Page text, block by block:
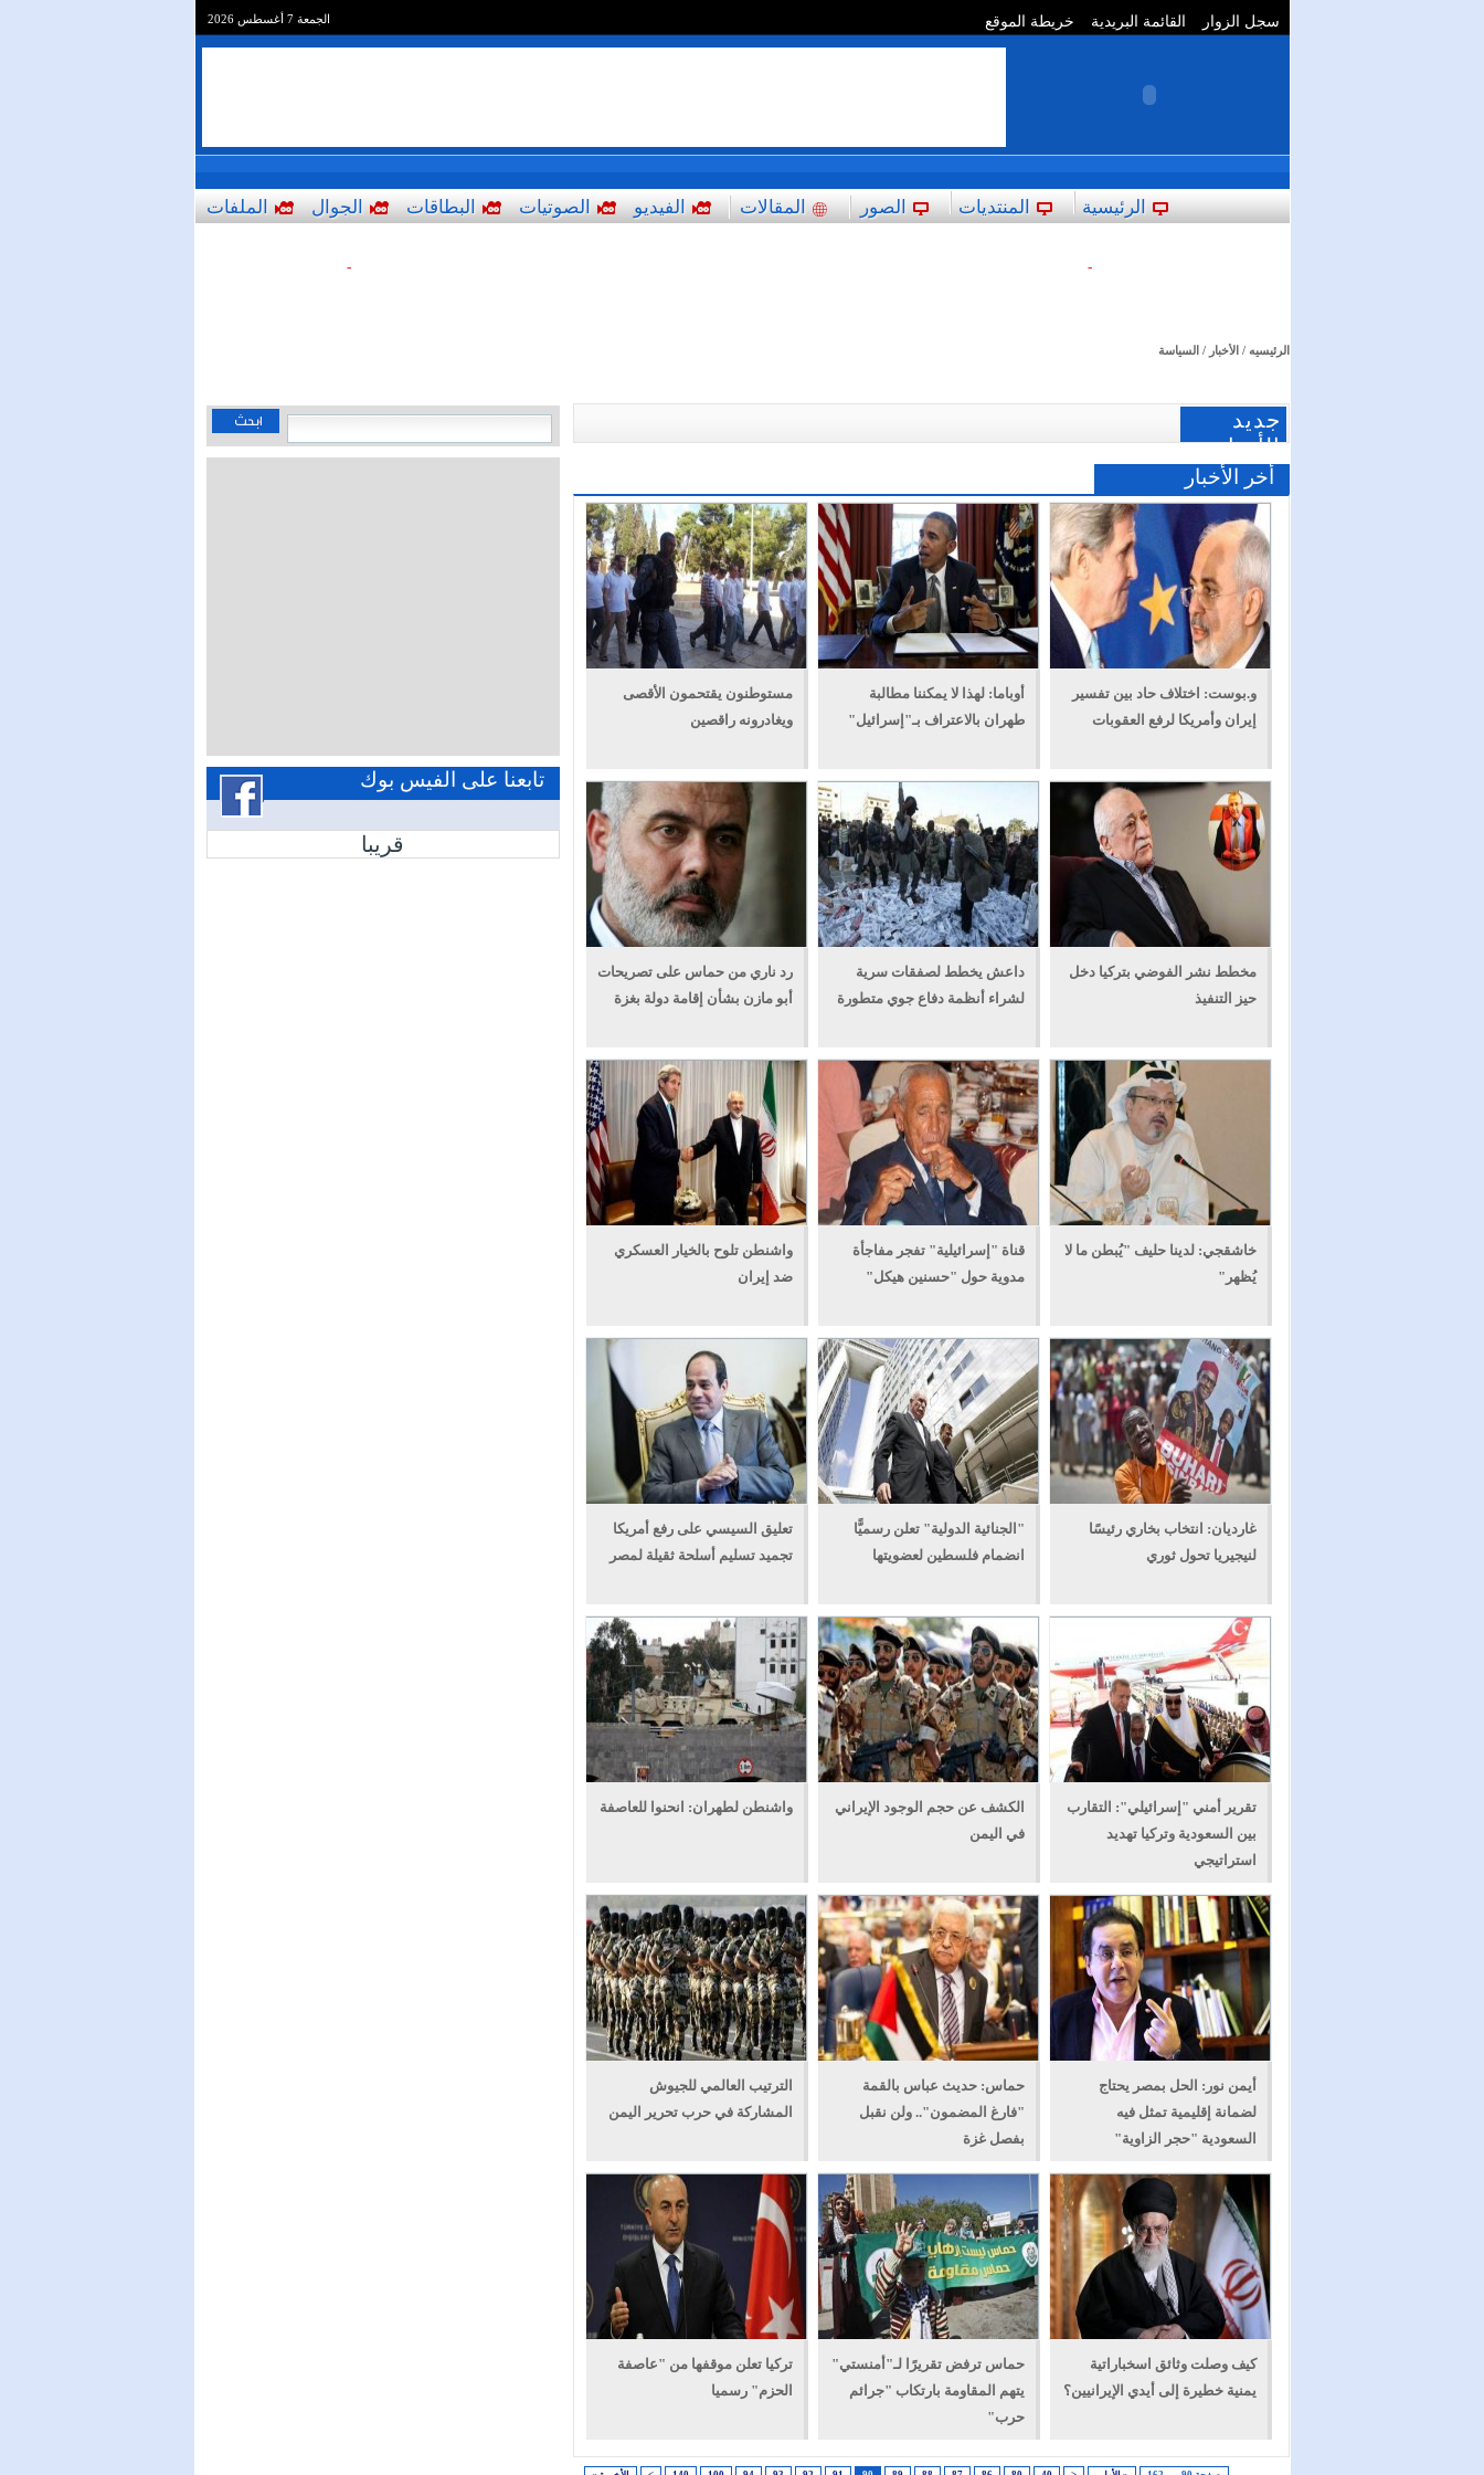
الجمعة 7 أغسطس 2026 سجل الزوار القائمة البريدية خريطة الموقع
الرئيسية المنتديات الصور المقالات الفيديو الصوتيات البطاقات الجوال الملفات
-
-
الرئيسيه / الأخبار / السياسة
جديد
الأخبار
أخر الأخبار
و.بوست: اختلاف حاد بين تفسير
إيران وأمريكا لرفع العقوبات
أوباما: لهذا لا يمكننا مطالبة
طهران بالاعتراف بـ"إسرائيل"
مستوطنون يقتحمون الأقصى
ويغادرونه راقصين
مخطط نشر الفوضي بتركيا دخل
حيز التنفيذ
داعش يخطط لصفقات سرية
لشراء أنظمة دفاع جوي متطورة
رد ناري من حماس على تصريحات
أبو مازن بشأن إقامة دولة بغزة
خاشقجي: لدينا حليف "يُبطن ما لا
يُظهر"
قناة "إسرائيلية" تفجر مفاجأة
مدوية حول "حسنين هيكل"
واشنطن تلوح بالخيار العسكري
ضد إيران
غارديان: انتخاب بخاري رئيسًا
لنيجيريا تحول ثوري
"الجنائية الدولية" تعلن رسميًّا
انضمام فلسطين لعضويتها
تعليق السيسي على رفع أمريكا
تجميد تسليم أسلحة ثقيلة لمصر
تقرير أمني "إسرائيلي": التقارب
بين السعودية وتركيا تهديد
استراتيجي
الكشف عن حجم الوجود الإيراني
في اليمن
واشنطن لطهران: انحنوا للعاصفة
أيمن نور: الحل بمصر يحتاج
لضمانة إقليمية تمثل فيه
السعودية "حجر الزاوية"
حماس: حديث عباس بالقمة
"فارغ المضمون".. ولن نقبل
بفصل غزة
الترتيب العالمي للجيوش
المشاركة في حرب تحرير اليمن
كيف وصلت وثائق اسخباراتية
يمنية خطيرة إلى أيدي الإيرانيين؟
حماس ترفض تقريرًا لـ"أمنستي"
يتهم المقاومة بارتكاب "جرائم
حرب"
تركيا تعلن موقفها من "عاصفة
الحزم" رسميا
تابعنا على الفيس بوك
قريبا